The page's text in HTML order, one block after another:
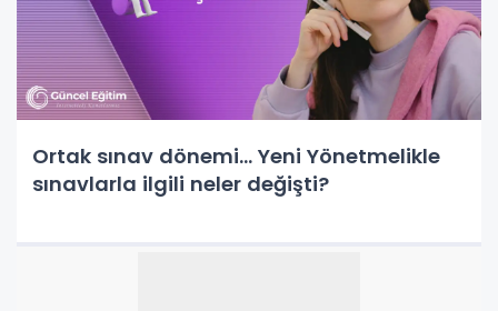
Ortak sınav dönemi... Yeni Yönetmelikle
sınavlarla ilgili neler değişti?